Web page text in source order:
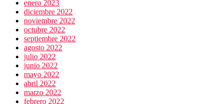
enero 2023
diciembre 2022
noviembre 2022
octubre 2022
septiembre 2022
agosto 2022
julio 2022
junio 2022
mayo 2022
abril 2022
marzo 2022
febrero 2022